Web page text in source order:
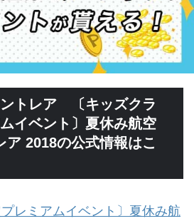
トレア 〔キッズクラ
イベント〕夏休み航空
2018の公式情報はこ
プレミアムイベント〕夏休み航